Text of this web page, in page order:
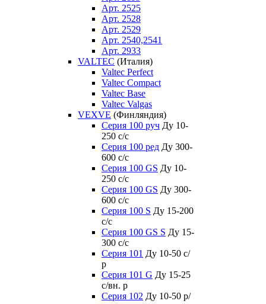
Арт. 2525
Арт. 2528
Арт. 2529
Арт. 2540,2541
Арт. 2933
VALTEC (Италия)
Valtec Perfect
Valtec Compact
Valtec Base
Valtec Valgas
VEXVE (Финляндия)
Серия 100 руч Ду 10-
250 c/c
Серия 100 ред Ду 300-
600 c/c
Серия 100 GS Ду 10-
250 c/c
Серия 100 GS Ду 300-
600 c/c
Серия 100 S Ду 15-200
c/c
Серия 100 GS S Ду 15-
300 c/c
Серия 101 Ду 10-50 с/
р
Серия 101 G Ду 15-25
с/вн. р
Серия 102 Ду 10-50 р/